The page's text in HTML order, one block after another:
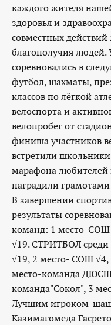
каждого жителя
здоровья и
совместных
благополучия людей.
соревновались в
футбол, шахматы,
классов по лёгкой
велоспорта и
велопробег от
финиша участников
встретили
марафона любителей
наградили
В завершении
результаты
команд: 1 место-
√19. СТРИТБОЛ
√19, 2 место- СОШ
место-команда
команда"Сокол", 3
Лучшим игроком-
Казимагомеда